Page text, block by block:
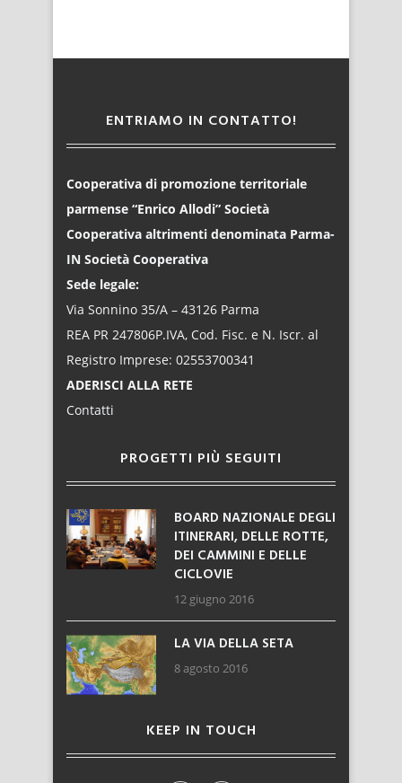
ENTRIAMO IN CONTATTO!
Cooperativa di promozione territoriale
parmense “Enrico Allodi” Società
Cooperativa altrimenti denominata Parma-
IN Società Cooperativa
Sede legale:
Via Sonnino 35/A – 43126 Parma
REA PR 247806P.IVA, Cod. Fisc. e N. Iscr. al
Registro Imprese: 02553700341
ADERISCI ALLA RETE
Contatti
PROGETTI PIÙ SEGUITI
BOARD NAZIONALE DEGLI
ITINERARI, DELLE ROTTE,
DEI CAMMINI E DELLE
CICLOVIE
12 giugno 2016
LA VIA DELLA SETA
8 agosto 2016
KEEP IN TOUCH